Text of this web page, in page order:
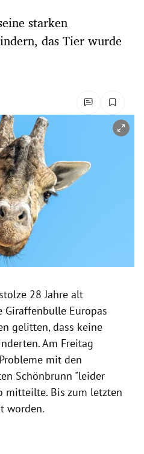
starken
das Tier wurde
28 Jahre alt
Giraffenbulle Europas
gelitten, dass keine
Am Freitag
mit den
Schönbrunn "leider
mitteilte. Bis zum letzten
worden.